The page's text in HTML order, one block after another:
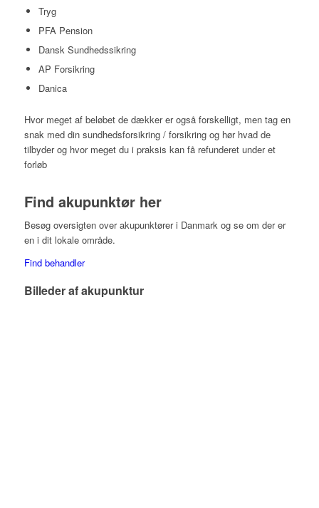
Tryg
PFA Pension
Dansk Sundhedssikring
AP Forsikring
Danica
Hvor meget af beløbet de dækker er også forskelligt, men tag en
snak med din sundhedsforsikring / forsikring og hør hvad de
tilbyder og hvor meget du i praksis kan få refunderet under et
forløb
Find akupunktør her
Besøg oversigten over akupunktører i Danmark og se om der er
en i dit lokale område.
Find behandler
Billeder af akupunktur